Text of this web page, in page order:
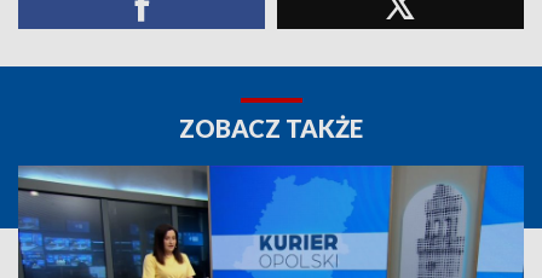
ZOBACZ TAKŻE